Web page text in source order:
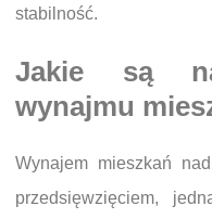
stabilność.
Jakie są
wynajmu
Wynajem mieszkań
przedsięwzięciem,